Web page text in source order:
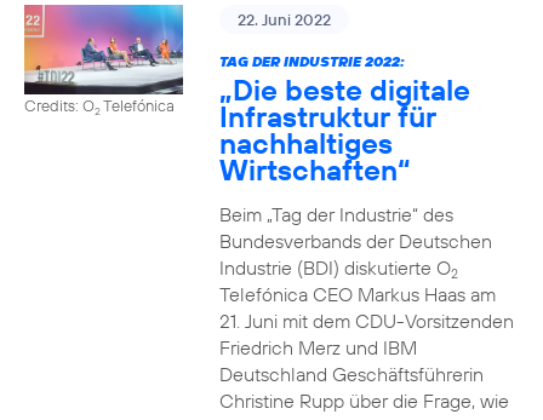
Credits: O2Telefónica
22. Juni 2022
TAG DER INDUSTRIE 2022:
„Die beste digitale
Infrastruktur für
nachhaltiges
Wirtschaften“
Beim „Tag der Industrie“ des
Bundesverbands der Deutschen
Industrie (BDI) diskutierte O2
Telefónica CEO Markus Haas am
21. Juni mit dem CDU-Vorsitzenden
Friedrich Merz und IBM
Deutschland Geschäftsführerin
Christine Rupp über die Frage, wie